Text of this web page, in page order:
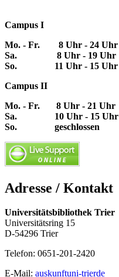
Campus I
Mo. - Fr. 8 Uhr - 24 Uhr
Sa. 8 Uhr - 19 Uhr
So. 11 Uhr - 15 Uhr
Campus II
Mo. - Fr. 8 Uhr - 21 Uhr
Sa. 10 Uhr - 15 Uhr
So. geschlossen
Adresse / Kontakt
Universitätsbibliothek Trier
Universitätsring 15
D-54296 Trier
Telefon: 0651-201-2420
E-Mail: auskunftuni-trierde